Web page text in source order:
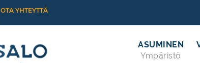
OTA YHTEYTTÄ
ASUMINEN
Ympäristö